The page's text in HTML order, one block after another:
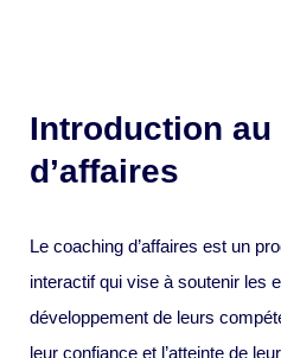
Introduction
d’affaires
Le coaching d’affaires est un
interactif qui vise à soutenir les
développement de leurs
leur confiance et l’atteinte de